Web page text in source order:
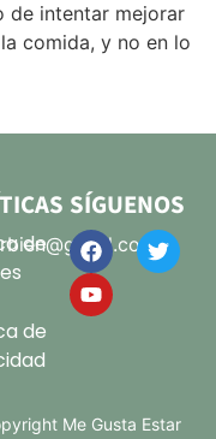
de intentar mejorar
comida, y no en lo
de
de
SÍGUENOS
Me Gusta Estar